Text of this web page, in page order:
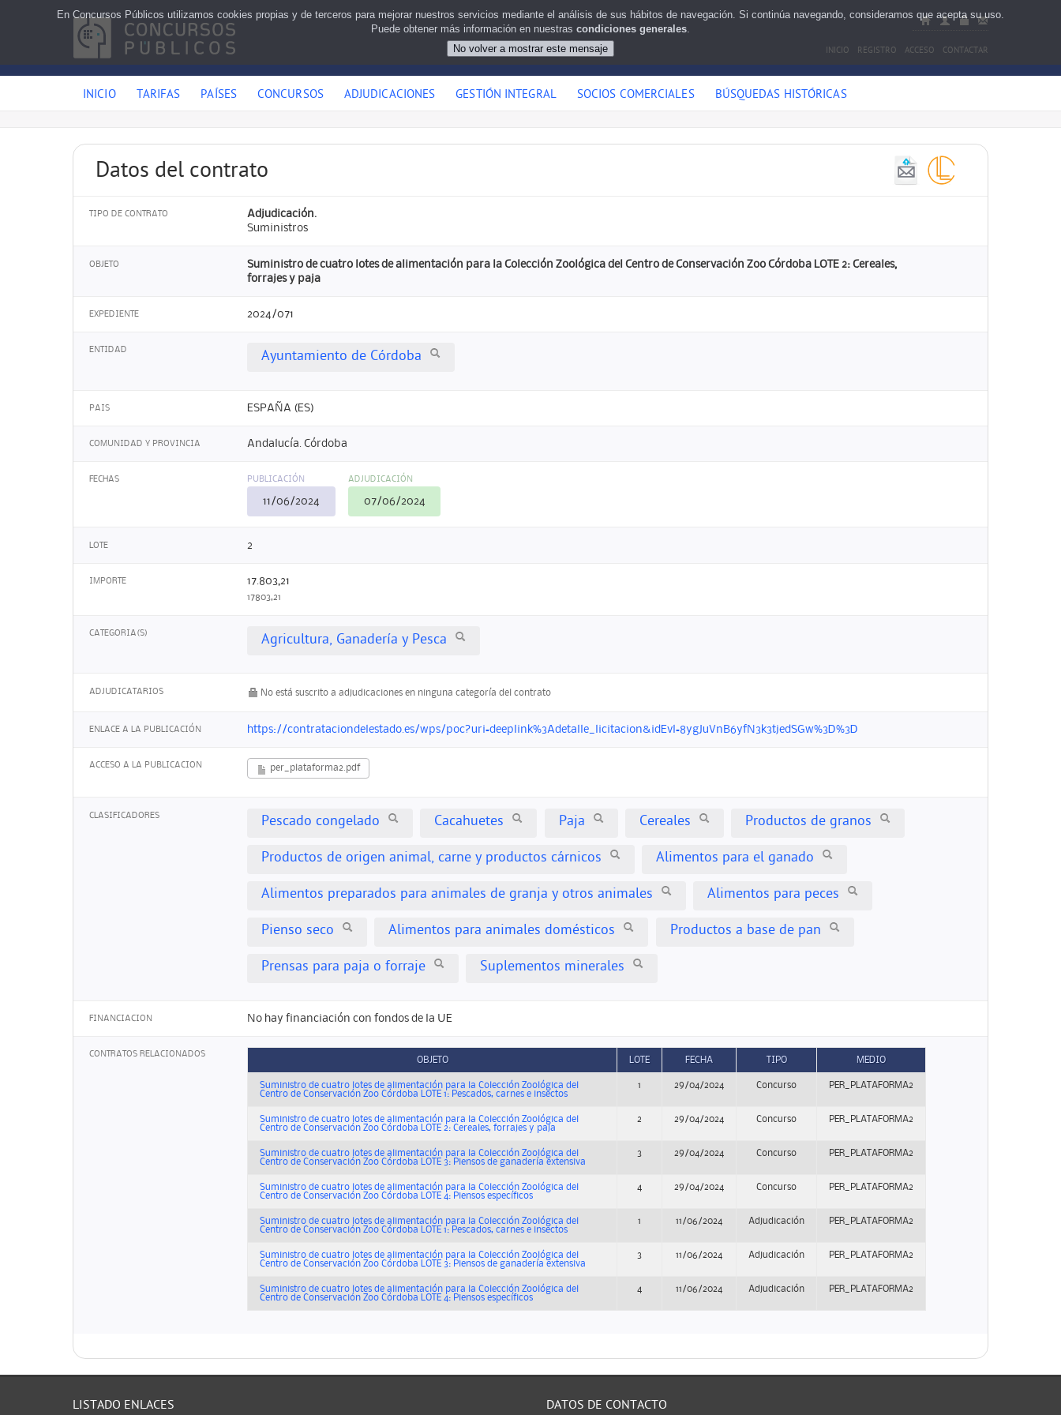
INICIO REGISTRO ACCESO CONTACTAR
INICIO TARIFAS PAÍSES CONCURSOS ADJUDICACIONES GESTIÓN INTEGRAL SOCIOS COMERCIALES BÚSQUEDAS HISTÓRICAS
Datos del contrato
TIPO DE CONTRATO
Adjudicación.
Suministros
OBJETO
Suministro de cuatro lotes de alimentación para la Colección Zoológica del Centro de Conservación Zoo Córdoba LOTE 2: Cereales,
forrajes y paja
EXPEDIENTE 2024/071
ENTIDAD Ayuntamiento de Córdoba
PAIS ESPAÑA (ES)
COMUNIDAD Y PROVINCIA Andalucía. Córdoba
FECHAS PUBLICACIÓN
11/06/2024
ADJUDICACIÓN
07/06/2024
LOTE 2
IMPORTE 17.803,21
17803,21
CATEGORIA(S) Agricultura, Ganadería y Pesca
ADJUDICATARIOS No está suscrito a adjudicaciones en ninguna categoría del contrato
ENLACE A LA PUBLICACIÓN https://contrataciondelestado.es/wps/poc?uri=deeplink%3Adetalle_licitacion&idEvl=8ygJuVnB6yfN3k3tjedSGw%3D%3D
ACCESO A LA PUBLICACION per_plataforma2.pdf
CLASIFICADORES Pescado congelado Cacahuetes Paja Cereales Productos de granos
Productos de origen animal, carne y productos cárnicos Alimentos para el ganado
Alimentos preparados para animales de granja y otros animales Alimentos para peces
Pienso seco Alimentos para animales domésticos Productos a base de pan
Prensas para paja o forraje Suplementos minerales
FINANCIACION No hay financiación con fondos de la UE
CONTRATOS RELACIONADOS
OBJETO LOTE FECHA TIPO MEDIO
Suministro de cuatro lotes de alimentación para la Colección Zoológica del
Centro de Conservación Zoo Córdoba LOTE 1: Pescados, carnes e insectos
1 29/04/2024 Concurso PER_PLATAFORMA2
Suministro de cuatro lotes de alimentación para la Colección Zoológica del
Centro de Conservación Zoo Córdoba LOTE 2: Cereales, forrajes y paja
2 29/04/2024 Concurso PER_PLATAFORMA2
Suministro de cuatro lotes de alimentación para la Colección Zoológica del
Centro de Conservación Zoo Córdoba LOTE 3: Piensos de ganadería extensiva
3 29/04/2024 Concurso PER_PLATAFORMA2
Suministro de cuatro lotes de alimentación para la Colección Zoológica del
Centro de Conservación Zoo Córdoba LOTE 4: Piensos específicos
4 29/04/2024 Concurso PER_PLATAFORMA2
Suministro de cuatro lotes de alimentación para la Colección Zoológica del
Centro de Conservación Zoo Córdoba LOTE 1: Pescados, carnes e insectos
1 11/06/2024 Adjudicación PER_PLATAFORMA2
Suministro de cuatro lotes de alimentación para la Colección Zoológica del
Centro de Conservación Zoo Córdoba LOTE 3: Piensos de ganadería extensiva
3 11/06/2024 Adjudicación PER_PLATAFORMA2
Suministro de cuatro lotes de alimentación para la Colección Zoológica del
Centro de Conservación Zoo Córdoba LOTE 4: Piensos específicos
4 11/06/2024 Adjudicación PER_PLATAFORMA2
LISTADO ENLACES DATOS DE CONTACTO
En Concursos Públicos utilizamos cookies propias y de terceros para mejorar nuestros servicios mediante el análisis de sus hábitos de navegación. Si continúa navegando, consideramos que acepta su uso.
Puede obtener más información en nuestras condiciones generales.